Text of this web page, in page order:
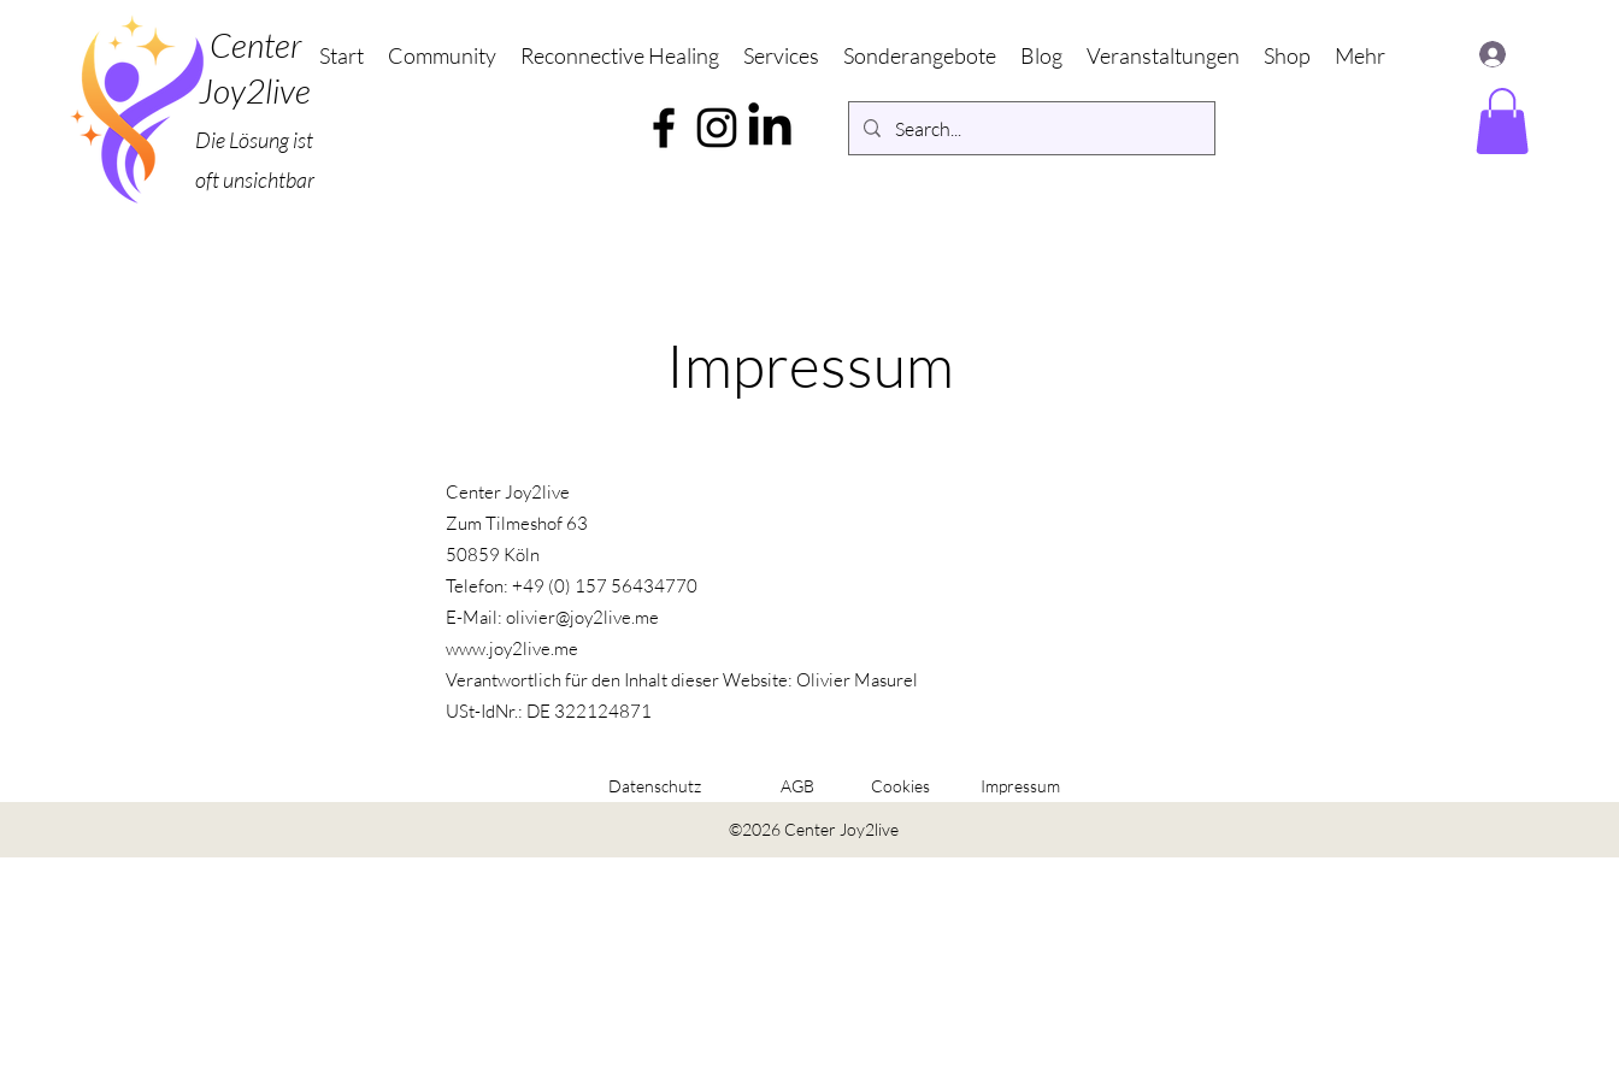
Center
Joy2live
Die Lösung ist
oft unsichtbar
Start Community Reconnective Healing Services Sonderangebote Blog Veranstaltungen Shop Mehr
Impressum
Center Joy2live
Zum Tilmeshof 63
50859 Köln
Telefon: +49 (0) 157 56434770
E-Mail: olivier@joy2live.me
www.joy2live.me
Verantwortlich für den Inhalt dieser Website: Olivier Masurel
USt-IdNr.: DE 322124871
Datenschutz AGB Cookies Impressum
©2026 Center Joy2live